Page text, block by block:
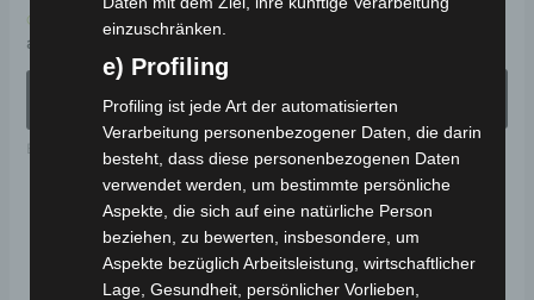
mit
5.00
Gesamtbewertungen
ab
WÄHLEN
Elektro-Fahrzeuge
von 5
WÄHLEN
Elektro-Lastendreiräder
Angebot!
Dieses
Produkt
weist
Angebot!
Ursprünglicher
Preis
war:
ist:
einzuschränken.
e) Profiling
Profiling ist jede Art der automatisierten
Verarbeitung personenbezogener Daten, die darin
besteht, dass diese personenbezogenen Daten
verwendet werden, um bestimmte persönliche
Aspekte, die sich auf eine natürliche Person
beziehen, zu bewerten, insbesondere, um
Aspekte bezüglich Arbeitsleistung, wirtschaftlicher
Lage, Gesundheit, persönlicher Vorlieben,